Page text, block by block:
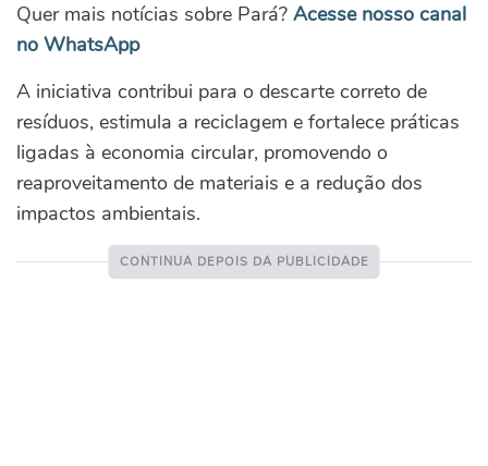
Quer mais notícias sobre Pará? Acesse nosso canal
no WhatsApp
A iniciativa contribui para o descarte correto de
resíduos, estimula a reciclagem e fortalece práticas
ligadas à economia circular, promovendo o
reaproveitamento de materiais e a redução dos
impactos ambientais.